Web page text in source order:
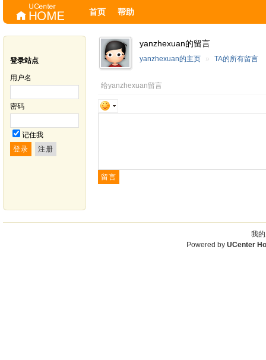
首页 帮助
登录站点
用户名
密码
记住我
yanzhexuan的留言
yanzhexuan的主页 » TA的所有留言
给yanzhexuan留言
我
Powered by UCenter